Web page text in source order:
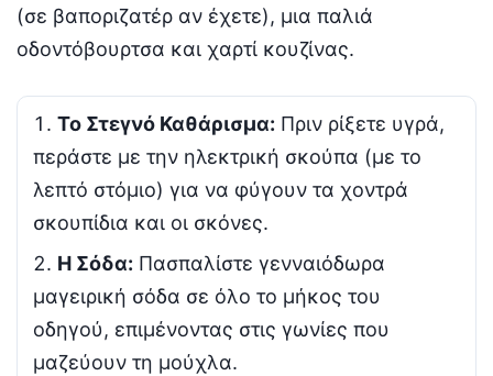
(σε βαποριζατέρ αν έχετε), μια παλιά
οδοντόβουρτσα και χαρτί κουζίνας.
Το Στεγνό Καθάρισμα: Πριν ρίξετε υγρά,
περάστε με την ηλεκτρική σκούπα (με το
λεπτό στόμιο) για να φύγουν τα χοντρά
σκουπίδια και οι σκόνες.
Η Σόδα: Πασπαλίστε γενναιόδωρα
μαγειρική σόδα σε όλο το μήκος του
οδηγού, επιμένοντας στις γωνίες που
μαζεύουν τη μούχλα.